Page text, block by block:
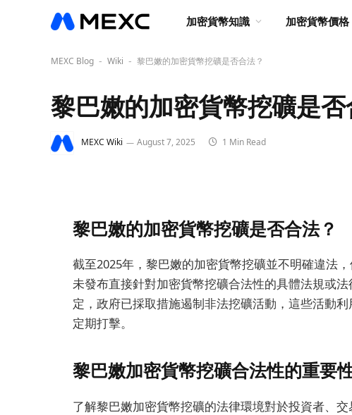
加密貨幣知識 加密貨幣價格
MEXC Blog - Wiki - 黎巴嫩的加密貨幣挖礦是否合法？
黎巴嫩的加密貨幣挖礦是否
MEXC Wiki August 7, 2025 1 Min Read
黎巴嫩的加密貨幣挖礦是否合法？
截至2025年，黎巴嫩的加密貨幣挖礦並不明確違法
未發布直接針對加密貨幣挖礦合法性的具體法規或
定，政府已採取措施遏制非法挖礦活動，這些活動
定期打擊。
黎巴嫩加密貨幣挖礦合法性的重要
了解黎巴嫩加密貨幣挖礦的法律環境對於投資者、